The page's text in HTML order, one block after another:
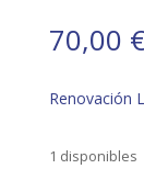
70,00
Renovación
1 disponibles